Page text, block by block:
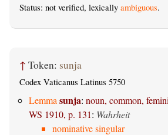
Status: not verified, lexically ambiguous.
↑ Token: sunja
Codex Vaticanus Latinus 5750
Lemma sunja: noun, common,
WS 1910, p. 131: Wahrheit
nominative singular